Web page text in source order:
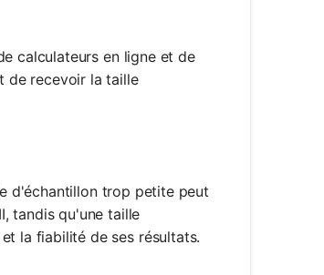
calculateurs en ligne et de
de recevoir la taille
d'échantillon trop petite peut
tandis qu'une taille
la fiabilité de ses résultats.